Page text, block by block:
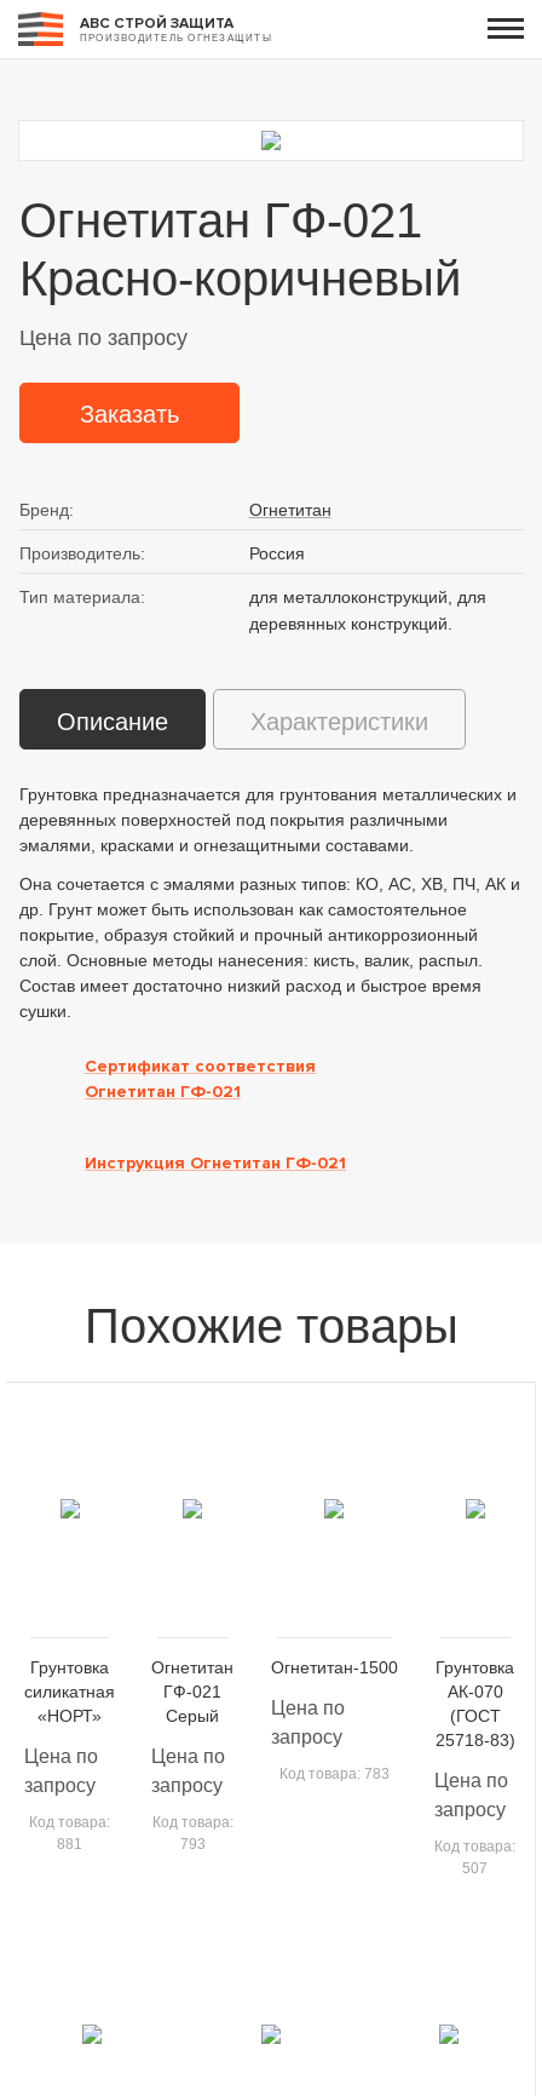
АВС СТРОЙ ЗАЩИТА
ПРОИЗВОДИТЕЛЬ ОГНЕЗАЩИТЫ
Огнетитан ГФ-021
Красно-коричневый
Цена по запросу
Заказать
Бренд: Огнетитан
Производитель: Россия
Тип материала:
для металлоконструкций, для
деревянных конструкций.
Описание Характеристики
Грунтовка предназначается для грунтования металлических и
деревянных поверхностей под покрытия различными
эмалями, красками и огнезащитными составами.
Она сочетается с эмалями разных типов: КО, АС, ХВ, ПЧ, АК и
др. Грунт может быть использован как самостоятельное
покрытие, образуя стойкий и прочный антикоррозионный
слой. Основные методы нанесения: кисть, валик, распыл.
Состав имеет достаточно низкий расход и быстрое время
сушки.
Сертификат соответствия
Огнетитан ГФ-021
Инструкция Огнетитан ГФ-021
Похожие товары
Грунтовка
силикатная
«НОРТ»
Цена по
запросу
Код товара:
881
Огнетитан
ГФ-021
Серый
Цена по
запросу
Код товара:
793
Огнетитан-1500
Цена по
запросу
Код товара: 783
Грунтовка
АК-070
(ГОСТ
25718-83)
Цена по
запросу
Код товара:
507